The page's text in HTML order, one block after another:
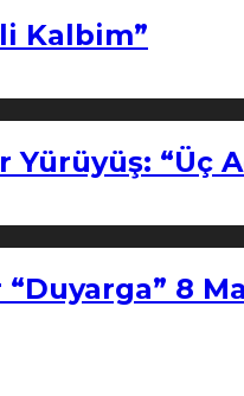
Kalbim”
Yürüyüş:
8